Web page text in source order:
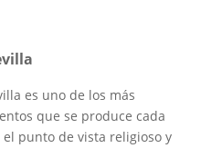
es uno de los más
que se produce cada
punto de vista religioso y